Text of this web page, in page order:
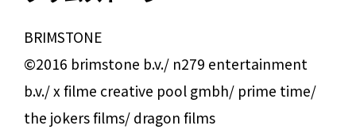
BRIMSTONE
©2016 brimstone b.v./ n279 entertainment
b.v./ x filme creative pool gmbh/ prime time/
the jokers films/ dragon films